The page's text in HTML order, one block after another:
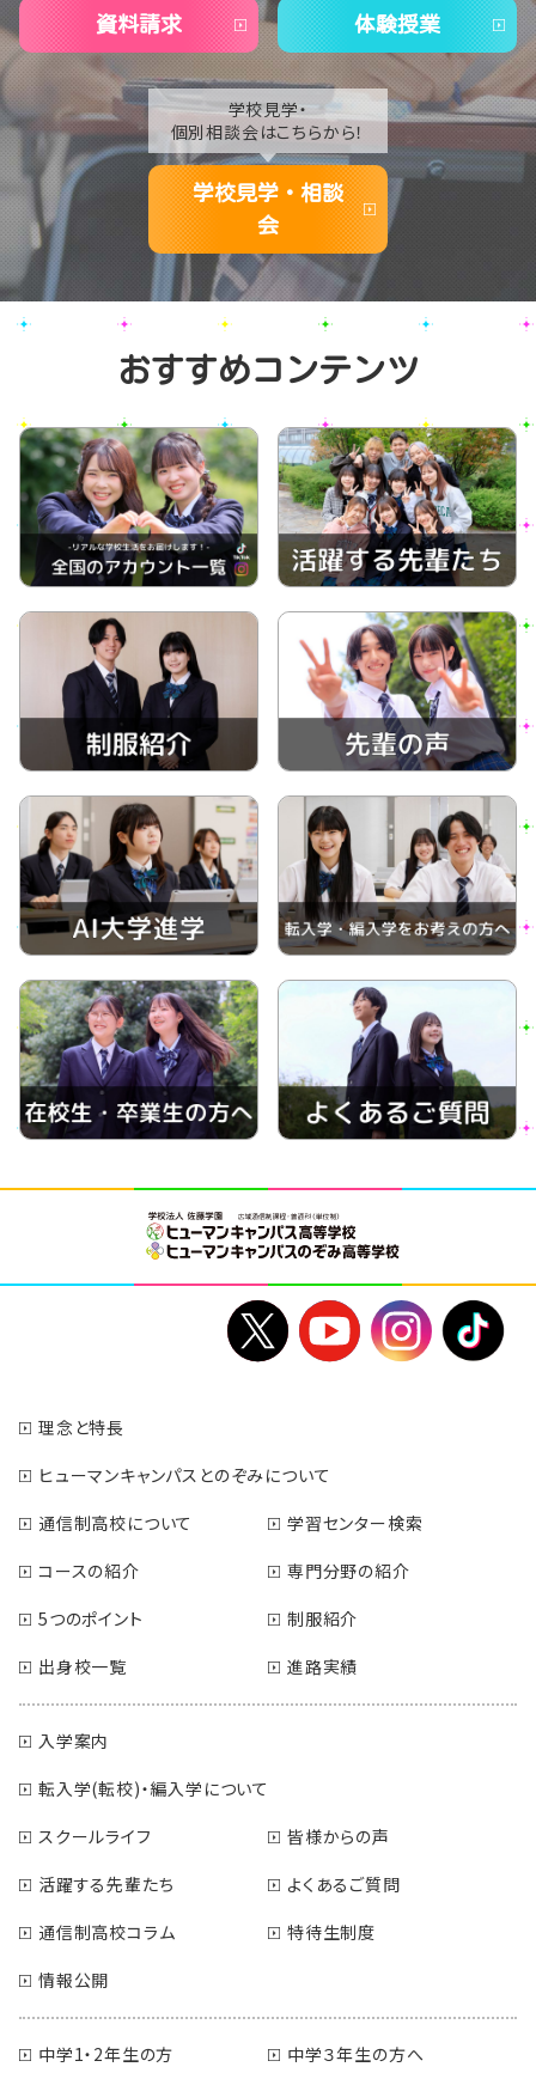
資料請求 体験授業
学校見学・
個別相談会はこちらから！
学校見学・相談
会
おすすめコンテンツ
理念と特長
ヒューマンキャンパスとのぞみについて
通信制高校について
学習センター検索
コースの紹介
専門分野の紹介
5つのポイント
制服紹介
出身校一覧
進路実績
入学案内
転入学(転校)・編入学について
スクールライフ
皆様からの声
活躍する先輩たち
よくあるご質問
通信制高校コラム
特待生制度
情報公開
中学1・2年生の方 中学３年生の方へ